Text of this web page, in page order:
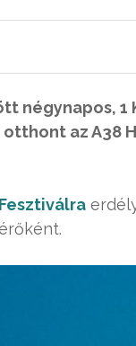
négynapos,
az A38